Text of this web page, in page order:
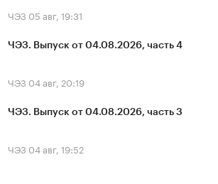
ЧЭЗ 05 авг, 19:31
ЧЭЗ. Выпуск от 04.08.2026, часть 4
ЧЭЗ 04 авг, 20:19
ЧЭЗ. Выпуск от 04.08.2026, часть 3
ЧЭЗ 04 авг, 19:52